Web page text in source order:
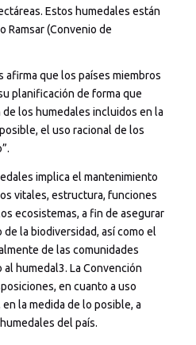
Estos humedales están
Ramsar (Convenio de
afirma que los países miembros
planificación de forma que
los humedales incluidos en la
el uso racional de los
implica el mantenimiento
vitales, estructura, funciones
ecosistemas, a fin de asegurar
la biodiversidad, así como el
de las comunidades
humedal3. La Convención
en cuanto a uso
la medida de lo posible, a
del país.